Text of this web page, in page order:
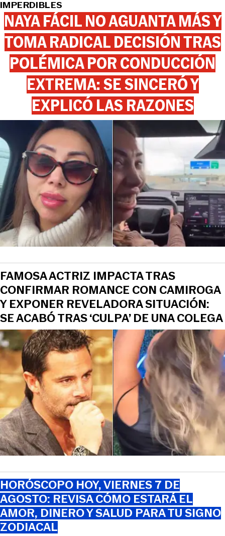
IMPERDIBLES
NAYA FÁCIL NO AGUANTA MÁS Y
TOMA RADICAL DECISIÓN TRAS
POLÉMICA POR CONDUCCIÓN
EXTREMA: SE SINCERÓ Y
EXPLICÓ LAS RAZONES
FAMOSA ACTRIZ IMPACTA TRAS
CONFIRMAR ROMANCE CON CAMIROGA
Y EXPONER REVELADORA SITUACIÓN:
SE ACABÓ TRAS ‘CULPA’ DE UNA COLEGA
HORÓSCOPO HOY, VIERNES 7 DE
AGOSTO: REVISA CÓMO ESTARÁ EL
AMOR, DINERO Y SALUD PARA TU SIGNO
ZODIACAL